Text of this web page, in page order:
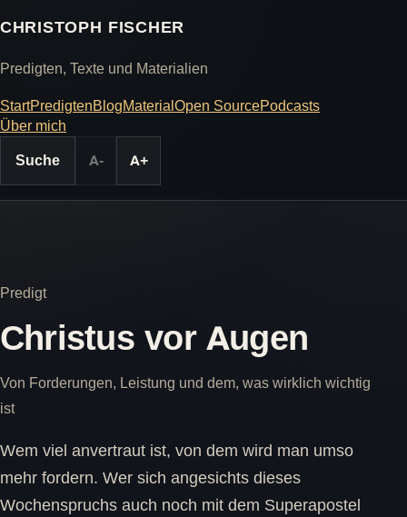
CHRISTOPH FISCHER
Predigten, Texte und Materialien
StartPredigtenBlogMaterialOpen SourcePodcasts
Über mich
Suche
A- A+
Predigt
Christus vor Augen
Von Forderungen, Leistung und dem, was wirklich wichtig
ist
Wem viel anvertraut ist, von dem wird man umso
mehr fordern. Wer sich angesichts dieses
Wochenspruchs auch noch mit dem Superapostel